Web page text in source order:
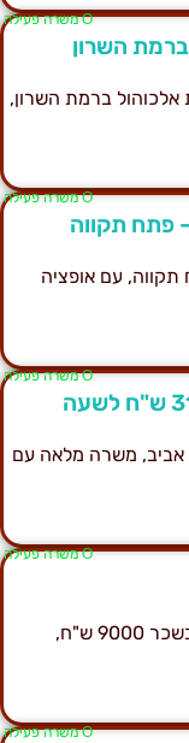
Ο משרה פעילה
ברמת השרון,
Ο משרה פעילה
פתח תקווה
עם אופציה
Ο משרה פעילה
אביב, משרה מלאה עם
Ο משרה פעילה
דרושים מאבטחים/ות לבקרת כניסה ויציאה, בשכר 9000 ש"ח,
Ο משרה פעילה